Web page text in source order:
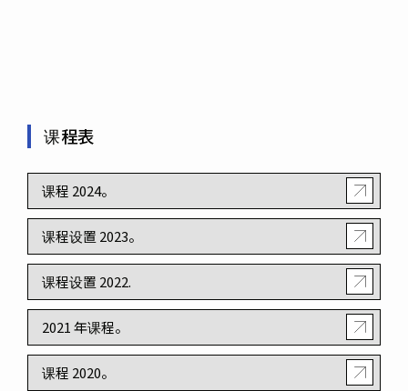
课程表
课程 2024。
课程设置 2023。
课程设置 2022.
2021 年课程。
课程 2020。